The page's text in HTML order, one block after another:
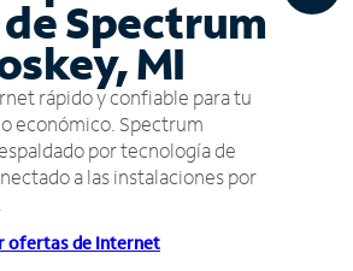
Spectrum
MI
rápido y confiable para tu
económico. Spectrum
por tecnología de
a las instalaciones por
ofertas de Internet